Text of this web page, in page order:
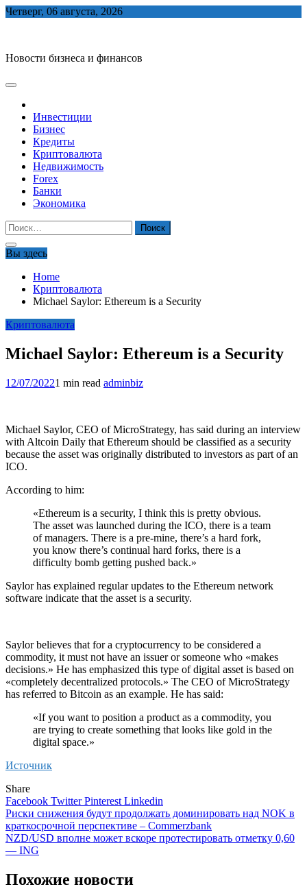
Skip
Четверг, 06 августа, 2026
Новости бизнеса и финансов
Инвестиции
Бизнес
Кредиты
Криптовалюта
Недвижимость
Forex
Банки
Экономика
Найти:
Вы здесь
Home
Криптовалюта
Michael Saylor: Ethereum is a Security
Криптовалюта
Michael Saylor: Ethereum is a Security
12/07/20221 min read adminbiz
Michael Saylor, CEO of MicroStrategy, has said during an interview
with Altcoin Daily that Ethereum should be classified as a security
because the asset was originally distributed to investors as part of an
ICO.
According to him:
«Ethereum is a security, I think this is pretty obvious.
The asset was launched during the ICO, there is a team
of managers. There is a pre-mine, there’s a hard fork,
you know there’s continual hard forks, there is a
difficulty bomb getting pushed back.»
Saylor has explained regular updates to the Ethereum network
software indicate that the asset is a security.
Saylor believes that for a cryptocurrency to be considered a
commodity, it must not have an issuer or someone who «makes
decisions.» He has emphasized this type of digital asset is based on
«completely decentralized protocols.» The CEO of MicroStrategy
has referred to Bitcoin as an example. He has said:
«If you want to position a product as a commodity, you
are trying to create something that looks like gold in the
digital space.»
Источник
Share
Facebook TwitterPinterest Linkedin
Навигация
по
записям
Риски снижения будут продолжать доминировать над NOK в
краткосрочной перспективе – Commerzbank
NZD/USD вполне может вскоре протестировать отметку 0,60
— ING
Похожие новости